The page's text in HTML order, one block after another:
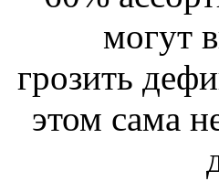
могут
грозить
этом сама